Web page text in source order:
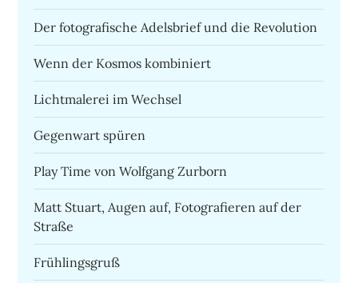
Der fotografische Adelsbrief und die Revolution
Wenn der Kosmos kombiniert
Lichtmalerei im Wechsel
Gegenwart spüren
Play Time von Wolfgang Zurborn
Matt Stuart, Augen auf, Fotografieren auf der
Straße
Frühlingsgruß